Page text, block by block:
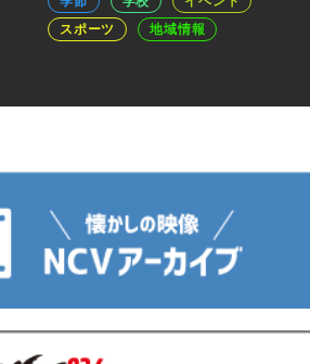
スポーツ
地域情報